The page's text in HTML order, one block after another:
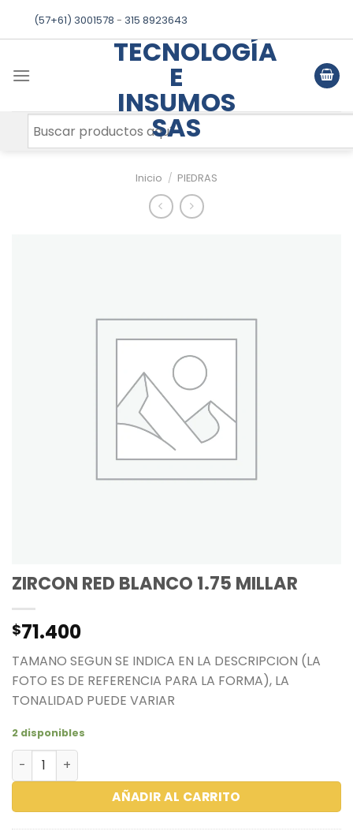
(57+61) 3001578 - 315 8923643
TECNOLOGÍA
E
INSUMOS
SAS
Inicio / PIEDRAS
ZIRCON RED BLANCO 1.75 MILLAR
$71.400
TAMANO SEGUN SE INDICA EN LA DESCRIPCION (LA
FOTO ES DE REFERENCIA PARA LA FORMA), LA
TONALIDAD PUEDE VARIAR
2 disponibles
ZIRCON RED BLANCO 1.75 MILLAR cantidad
AÑADIR AL CARRITO